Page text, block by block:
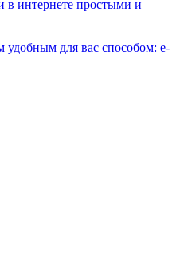
в интернете простыми и
для вас способом: e-